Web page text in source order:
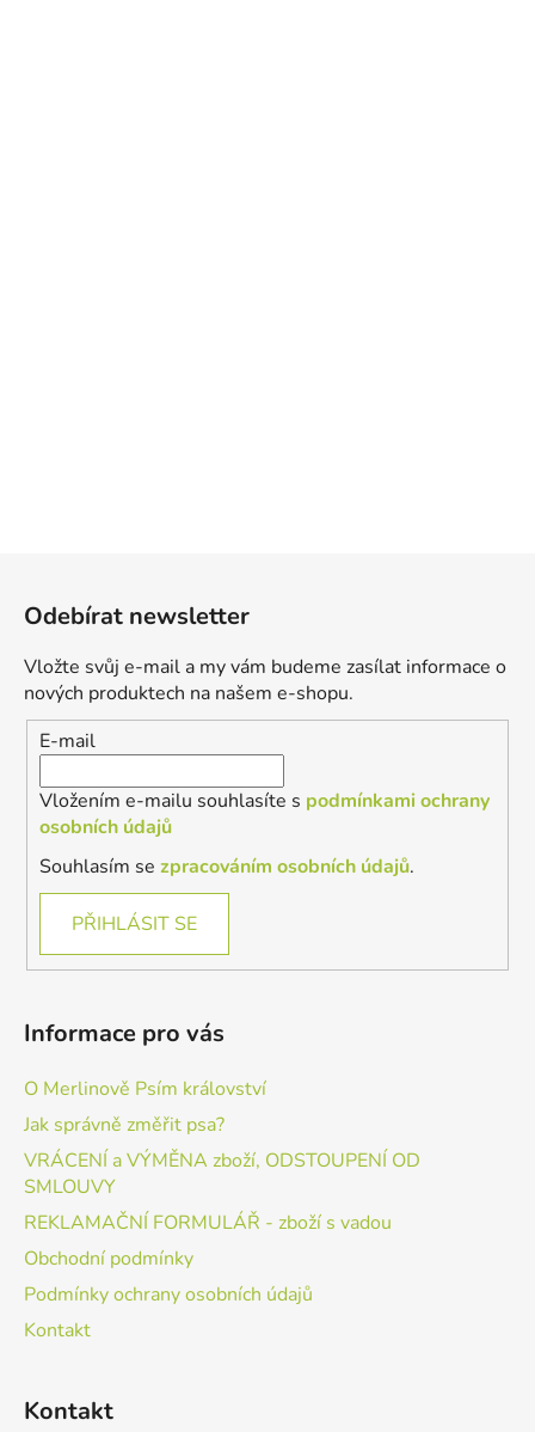
Odebírat newsletter
Vložte svůj e-mail a my vám budeme zasílat informace o
nových produktech na našem e-shopu.
E-mail
Vložením e-mailu souhlasíte s podmínkami ochrany
osobních údajů
Souhlasím se zpracováním osobních údajů.
PŘIHLÁSIT SE
Informace pro vás
O Merlinově Psím království
Jak správně změřit psa?
VRÁCENÍ a VÝMĚNA zboží, ODSTOUPENÍ OD
SMLOUVY
REKLAMAČNÍ FORMULÁŘ - zboží s vadou
Obchodní podmínky
Podmínky ochrany osobních údajů
Kontakt
Kontakt